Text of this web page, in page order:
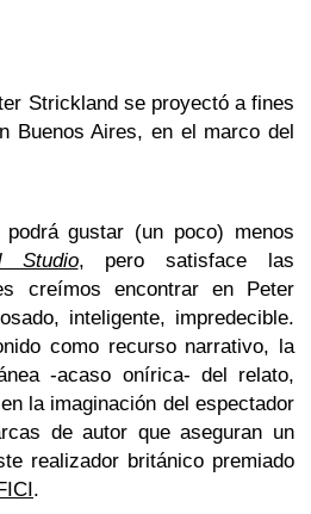
Strickland se proyectó a fines
Buenos Aires, en el marco del
gustar (un poco) menos
Studio, pero satisface las
creímos encontrar en Peter
inteligente, impredecible.
como recurso narrativo, la
-acaso onírica- del relato,
la imaginación del espectador
de autor que aseguran un
realizador británico premiado
.